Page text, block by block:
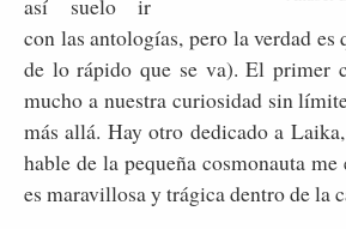
así suelo ir
con las antologías, pero la verdad es
de lo rápido que se va). El primer
mucho a nuestra curiosidad sin
más allá. Hay otro dedicado a
hable de la pequeña cosmonauta
es maravillosa y trágica dentro de la